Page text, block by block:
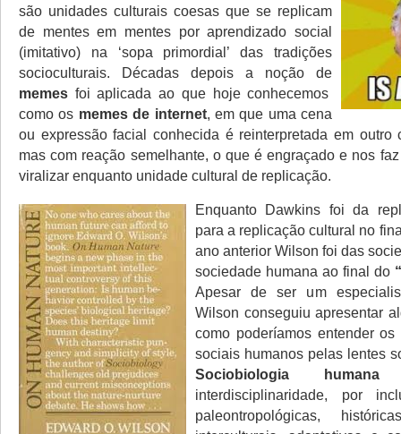
são unidades culturais coesas que se replicam
de mentes em mentes por aprendizado social
(imitativo) na ‘sopa primordial’ das tradições
socioculturais. Décadas depois a noção de
memes foi aplicada ao que hoje conhecemos
como os memes de internet, em que uma cena
ou expressão facial conhecida é reinterpretada em outro
mas com reação semelhante, o que é engraçado e nos
viralizar enquanto unidade cultural de replicação.
Enquanto Dawkins foi da
para a replicação cultural no
ano anterior Wilson foi das
sociedade humana ao final do
Apesar de ser um
Wilson conseguiu apresentar
como poderíamos entender os
sociais humanos pelas lentes
Sociobiologia humana
interdisciplinaridade, por
paleontropológicas,